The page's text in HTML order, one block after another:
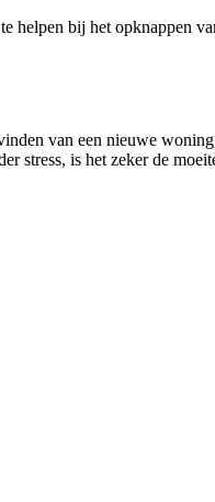
helpen bij het opknappen
van een nieuwe
stress, is het zeker de